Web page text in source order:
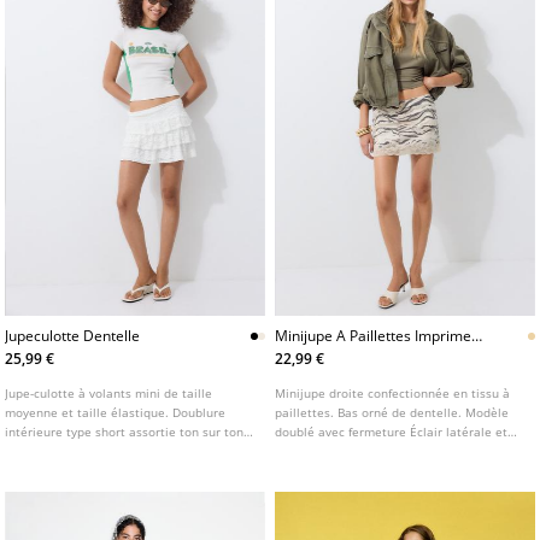
Jupeculotte Dentelle
25,99 €
Jupe-culotte à volants mini de taille
moyenne et taille élastique. Doublure
intérieure type short assortie ton sur ton.
Minijupe A Paillettes Imprime
Animal
22,99 €
Minijupe droite confectionnée en tissu à
paillettes. Bas orné de dentelle. Modèle
doublé avec fermeture Éclair latérale et